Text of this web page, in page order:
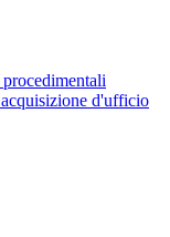
d'ufficio